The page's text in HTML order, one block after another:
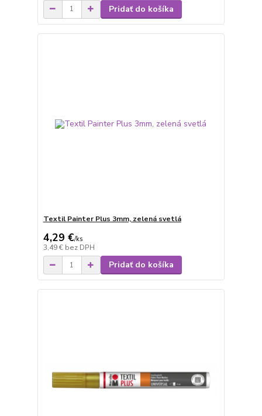
Pridať do košíka
Textil Painter Plus 3mm, zelená svetlá
4,29 €/ks
3,49 € bez DPH
Pridať do košíka